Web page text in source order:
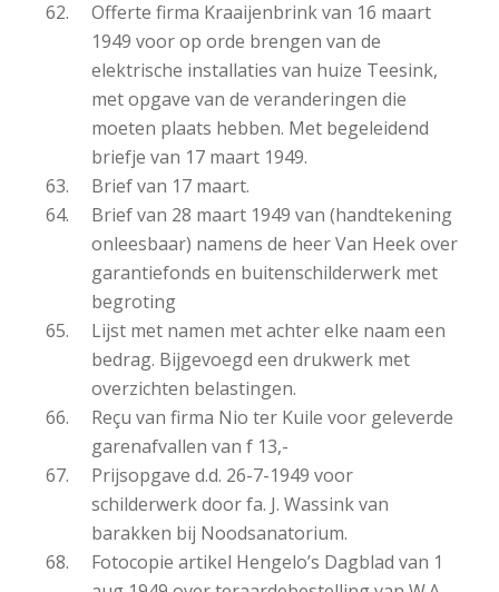
Offerte firma Kraaijenbrink van 16 maart
1949 voor op orde brengen van de
elektrische installaties van huize Teesink,
met opgave van de veranderingen die
moeten plaats hebben. Met begeleidend
briefje van 17 maart 1949.
Brief van 17 maart.
Brief van 28 maart 1949 van (handtekening
onleesbaar) namens de heer Van Heek over
garantiefonds en buitenschilderwerk met
begroting
Lijst met namen met achter elke naam een
bedrag. Bijgevoegd een drukwerk met
overzichten belastingen.
Reçu van firma Nio ter Kuile voor geleverde
garenafvallen van f 13,-
Prijsopgave d.d. 26-7-1949 voor
schilderwerk door fa. J. Wassink van
barakken bij Noodsanatorium.
Fotocopie artikel Hengelo’s Dagblad van 1